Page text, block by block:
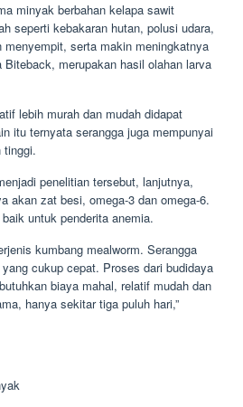
minyak berbahan kelapa sawit
seperti kebakaran hutan, polusi udara,
serta makin meningkatnya
merupakan hasil olahan larva
lebih murah dan mudah didapat
itu ternyata serangga juga mempunyai
tinggi.
penelitian tersebut, lanjutnya,
akan zat besi, omega-3 dan omega-6.
untuk penderita anemia.
kumbang mealworm. Serangga
cukup cepat. Proses dari budidaya
biaya mahal, relatif mudah dan
hanya sekitar tiga puluh hari,”